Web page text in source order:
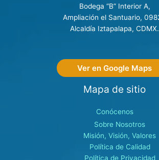
Bodega “B” Interior A,
Ampliación el Santuario,
Alcaldía Iztapalapa, CDMX.
Ver en Google Maps
Mapa de sitio
Conócenos
Sobre Nosotros
Misión, Visión, Valores
Política de Calidad
Política de Privacidad